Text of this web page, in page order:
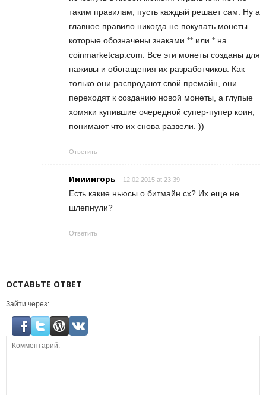
таким правилам, пусть каждый решает сам. Ну а
главное правило никогда не покупать монеты
которые обозначены знаками ** или * на
coinmarketcap.com. Все эти монеты созданы для
наживы и обогащения их разработчиков. Как
только они распродают свой премайн, они
переходят к созданию новой монеты, а глупые
хомяки купившие очередной супер-пупер коин,
понимают что их снова развели. ))
Ответить
Ииииигорь 12.02.2015 at 23:39
Есть какие ньюсы о битмайн.сх? Их еще не
шлепнули?
Ответить
ОСТАВЬТЕ ОТВЕТ
Зайти через: